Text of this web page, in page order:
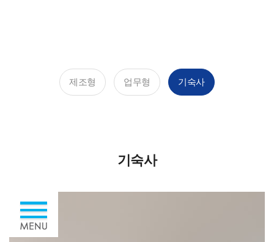
제조형 업무형 기숙사
기숙사